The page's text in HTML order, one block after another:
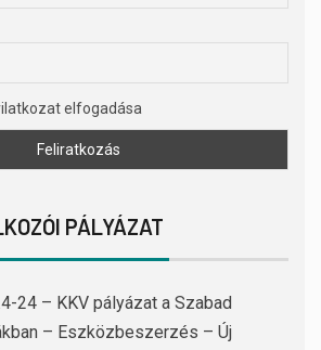
elfogadása
PÁLYÁZAT
24 – KKV pályázat a Szabad
– Eszközbeszerzés – Új